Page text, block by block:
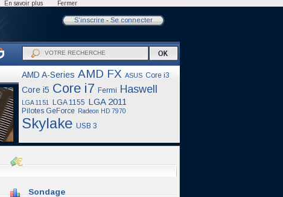
S'inscrire- Se connecter
AMD A-Series AMD FX ASUS Core i3
Core i5 Core i7 Fermi Haswell
LGA 1151 LGA 1155 LGA 2011
Pilotes GeForce Radeon HD 7970
Skylake USB 3
Sondage
En savoir plus Fermer